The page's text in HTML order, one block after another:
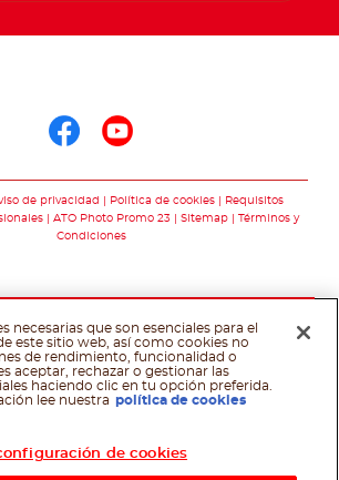
Asistente de recetas
de privacidad Política de cookies
Requisitos
ATO Photo Promo 23 Sitemap
Términos y
Condiciones
necesarias que son esenciales para el
este sitio web, así como cookies no
de rendimiento, funcionalidad o
aceptar, rechazar o gestionar las
haciendo clic en tu opción preferida.
lee nuestra política de cookies
de cookies